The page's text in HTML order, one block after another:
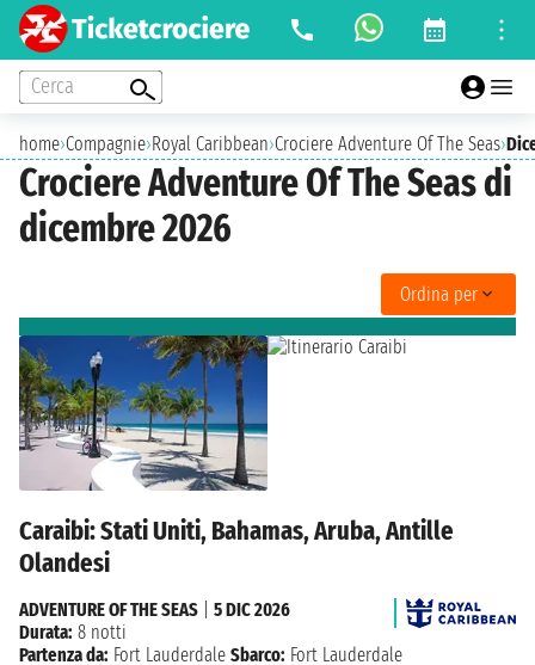
Cerca
home›Compagnie›Royal Caribbean›Crociere Adventure Of The Seas›
Crociere Adventure Of The Seas di
dicembre 2026
Ordina per
Caraibi: Stati Uniti, Bahamas, Aruba, Antille
Olandesi
ADVENTURE OF THE SEAS
5 DIC 2026
Durata: 8 notti
Partenza da: Fort Lauderdale Sbarco: Fort Lauderdale